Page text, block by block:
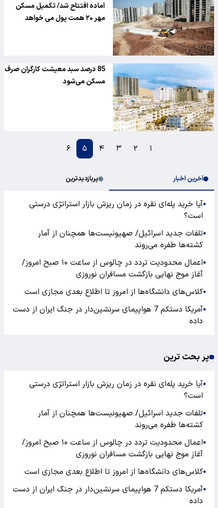
آماده افتتاح شد/ تکمیل مسکن
مهر ۲۰ همت پول می خواهد
85 درصد سبد معیشت کارگران صرف
مسکن می‌شود
۱ ۲ ۳ ۴ ۵ ۶
آخرین اخبار پربازدیدترین
●آیا خرید پله‌ای نقره در زمان ریزش بازار استراتژی درستی
است؟
●تلفات جدید اسرائیل/ صهیونیست‌ها همچنان از آمار
کشته‌ها طفره می‌روند
●
اعمال محدودیت تردد در چالوس از ساعت ۱۰ صبح امروز/
آغاز موج نهایی بازگشت مسافران نوروزی
●کلاس‌های دانشگاه‌ها از امروز تا اطلاع بعدی مجازی است
●
آمریکا دستکم 7 هواپیمای سرنشین‌دار در جنگ ایران از دست
داده
پر بحث ترین
●آیا خرید پله‌ای نقره در زمان ریزش بازار استراتژی درستی
است؟
●تلفات جدید اسرائیل/ صهیونیست‌ها همچنان از آمار
کشته‌ها طفره می‌روند
●
اعمال محدودیت تردد در چالوس از ساعت ۱۰ صبح امروز/
آغاز موج نهایی بازگشت مسافران نوروزی
●کلاس‌های دانشگاه‌ها از امروز تا اطلاع بعدی مجازی است
●
آمریکا دستکم 7 هواپیمای سرنشین‌دار در جنگ ایران از دست
داده